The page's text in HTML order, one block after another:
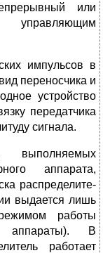
или
управляющим
импульсов в
переносчика и
устройство
передатчика
сигнала.
выполняемых
аппарата,
распределите­
выдается лишь
работы
аппараты). В
работает